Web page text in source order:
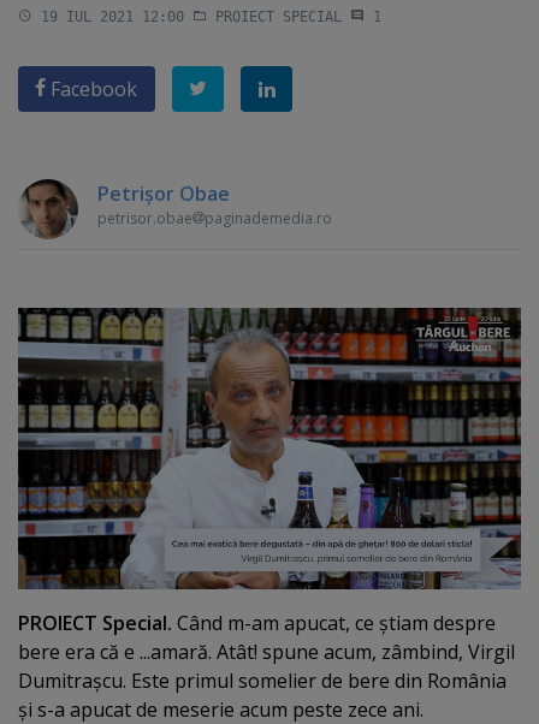
19 IUL 2021 12:00 PROIECT SPECIAL 1
Facebook
Petrişor Obae
petrisor.obae paginademedia.ro
PROIECT Special. Când m-am apucat, ce ştiam despre
bere era că e ...amară. Atât! spune acum, zâmbind, Virgil
Dumitraşcu. Este primul somelier de bere din România
şi s-a apucat de meserie acum peste zece ani.